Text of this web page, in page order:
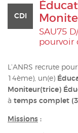
CDI
SAU75
pourvoir
L’ANRS recrute
14ème), un(e)
Moniteur(trice)
à temps complet
Missions :